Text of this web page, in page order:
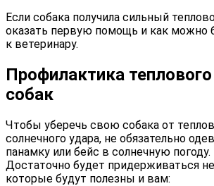
Если собака получила сильный
оказать первую помощь и как можно
к ветеринару.
Профилактика
собак
Чтобы уберечь свою собака от
солнечного удара, не обязательно
панамку или бейс в солнечную погоду.
Достаточно будет придерживаться
которые будут полезны и вам: